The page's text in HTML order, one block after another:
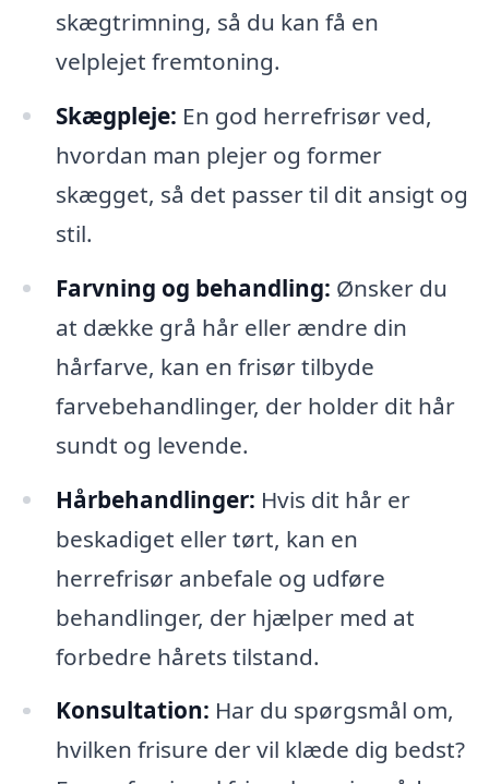
skægtrimning, så du kan få en
velplejet fremtoning.
Skægpleje: En god herrefrisør ved,
hvordan man plejer og former
skægget, så det passer til dit ansigt og
stil.
Farvning og behandling: Ønsker du
at dække grå hår eller ændre din
hårfarve, kan en frisør tilbyde
farvebehandlinger, der holder dit hår
sundt og levende.
Hårbehandlinger: Hvis dit hår er
beskadiget eller tørt, kan en
herrefrisør anbefale og udføre
behandlinger, der hjælper med at
forbedre hårets tilstand.
Konsultation: Har du spørgsmål om,
hvilken frisure der vil klæde dig bedst?